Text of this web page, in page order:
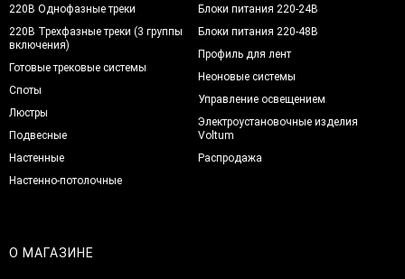
220В Однофазные треки
220В Трехфазные треки (3 группы
включения)
Готовые трековые системы
Споты
Люстры
Подвесные
Настенные
Настенно-потолочные
Блоки питания 220-24В
Блоки питания 220-48В
Профиль для лент
Неоновые системы
Управление освещением
Электроустановочные изделия
Voltum
Распродажа
О МАГАЗИНЕ